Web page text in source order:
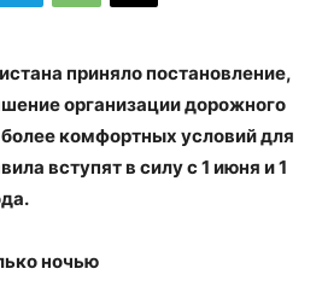
приняло постановление,
организации дорожного
комфортных условий для
вступят в силу с 1 июня и 1
ночью